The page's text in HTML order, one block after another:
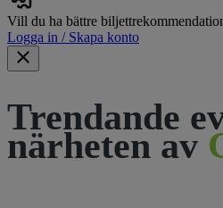
Vill du ha bättre
Logga in / Skapa konto
Trendande
närheten av